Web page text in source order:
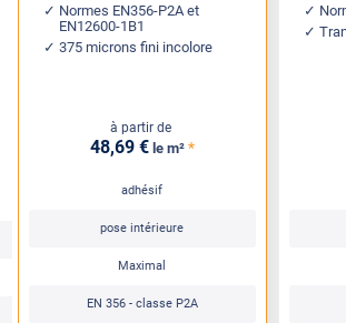
Normes EN356-P2A et
EN12600-1B1
375 microns fini incolore
à partir de
48,69 € le m² *
adhésif
pose intérieure
Maximal
EN 356 - classe P2A